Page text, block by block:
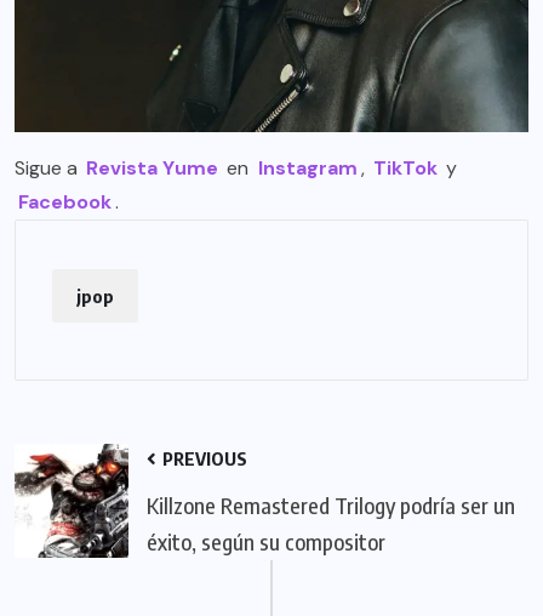
Sigue a Revista Yume en Instagram, TikTok y
Facebook.
jpop
PREVIOUS
Killzone Remastered Trilogy podría ser un
éxito, según su compositor